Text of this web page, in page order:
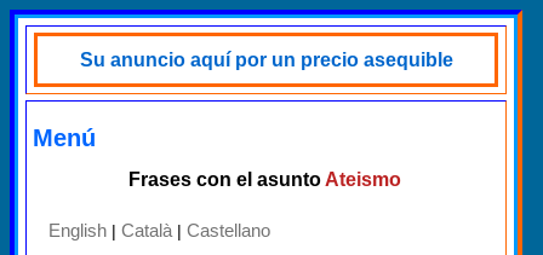
Su anuncio aquí por un precio asequible
Menú
Frases con el asunto Ateismo
English | Català | Castellano